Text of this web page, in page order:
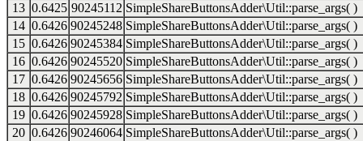
13 0.6425 90245112 SimpleShareButtonsAdder\Util::parse_args( )
14 0.6426 90245248 SimpleShareButtonsAdder\Util::parse_args( )
15 0.6426 90245384 SimpleShareButtonsAdder\Util::parse_args( )
16 0.6426 90245520 SimpleShareButtonsAdder\Util::parse_args( )
17 0.6426 90245656 SimpleShareButtonsAdder\Util::parse_args( )
18 0.6426 90245792 SimpleShareButtonsAdder\Util::parse_args( )
19 0.6426 90245928 SimpleShareButtonsAdder\Util::parse_args( )
20 0.6426 90246064 SimpleShareButtonsAdder\Util::parse_args( )